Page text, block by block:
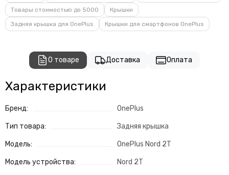
Товары стоимостью до 5000
Крышки
Задняя крышка для OnePlus
Крышки для смартфонов OnePlus
О товаре Доставка Оплата
Характеристики
Бренд: OnePlus
Тип товара: Задняя крышка
Модель: OnePlus Nord 2T
Модель устройства: Nord 2T